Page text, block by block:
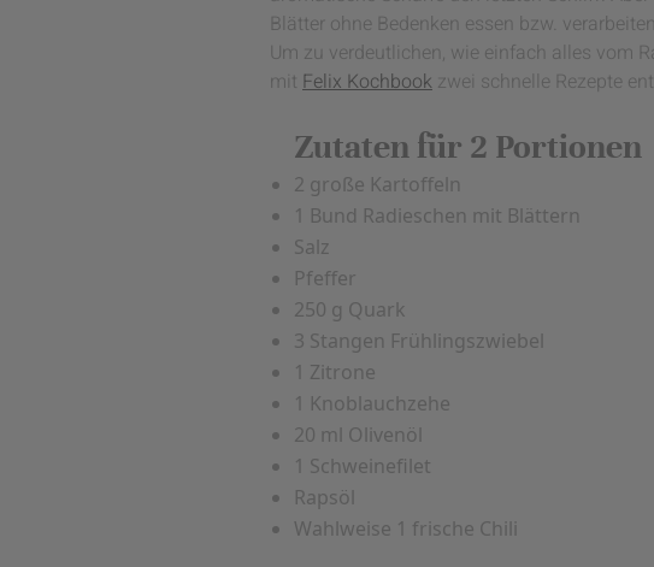
Blätter ohne Bedenken essen bzw.
Um zu verdeutlichen, wie einfach alles vom
mit Felix Kochbook zwei schnelle Rezepte
Zutaten für 2 Portionen
2 große Kartoffeln
1 Bund Radieschen mit Blättern
Salz
Pfeffer
250 g Quark
3 Stangen Frühlingszwiebel
1 Zitrone
1 Knoblauchzehe
20 ml Olivenöl
1 Schweinefilet
Rapsöl
Wahlweise 1 frische Chili